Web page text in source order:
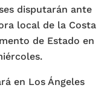
disputarán ante
local de la Costa
de Estado en
en Los Ángeles